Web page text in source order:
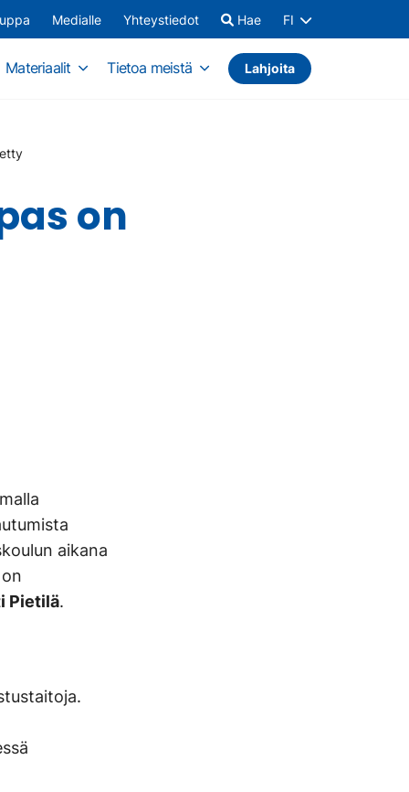
Medialle Yhteystiedot Hae FI
Materiaalit Tietoa meistä Lahjoita
on
aikana
Pietilä.